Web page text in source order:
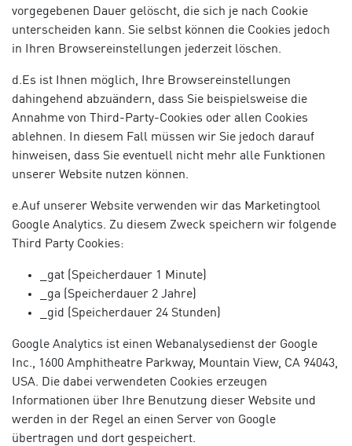
vorgegebenen Dauer gelöscht, die sich je nach Cookie
unterscheiden kann. Sie selbst können die Cookies jedoch
in Ihren Browsereinstellungen jederzeit löschen.
d.Es ist Ihnen möglich, Ihre Browsereinstellungen
dahingehend abzuändern, dass Sie beispielsweise die
Annahme von Third-Party-Cookies oder allen Cookies
ablehnen. In diesem Fall müssen wir Sie jedoch darauf
hinweisen, dass Sie eventuell nicht mehr alle Funktionen
unserer Website nutzen können.
e.Auf unserer Website verwenden wir das Marketingtool
Google Analytics. Zu diesem Zweck speichern wir folgende
Third Party Cookies:
_gat (Speicherdauer 1 Minute)
_ga (Speicherdauer 2 Jahre)
_gid (Speicherdauer 24 Stunden)
Google Analytics ist einen Webanalysedienst der Google
Inc., 1600 Amphitheatre Parkway, Mountain View, CA 94043,
USA. Die dabei verwendeten Cookies erzeugen
Informationen über Ihre Benutzung dieser Website und
werden in der Regel an einen Server von Google
übertragen und dort gespeichert.